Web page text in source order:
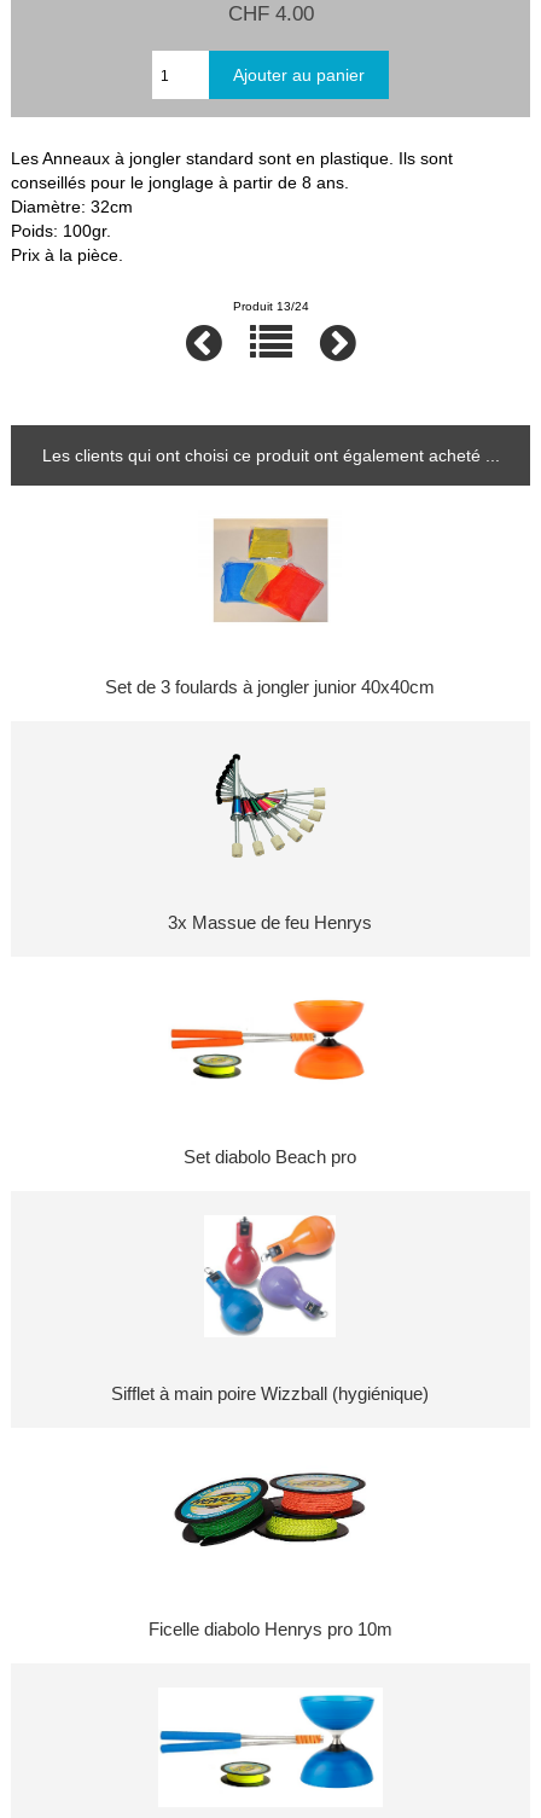
CHF 4.00
Les Anneaux à jongler standard sont en plastique. Ils sont
conseillés pour le jonglage à partir de 8 ans.
Diamètre: 32cm
Poids: 100gr.
Prix à la pièce.
Produit 13/24
Les clients qui ont choisi ce produit ont également acheté ...
Set de 3 foulards à jongler junior 40x40cm
3x Massue de feu Henrys
Set diabolo Beach pro
Sifflet à main poire Wizzball (hygiénique)
Ficelle diabolo Henrys pro 10m